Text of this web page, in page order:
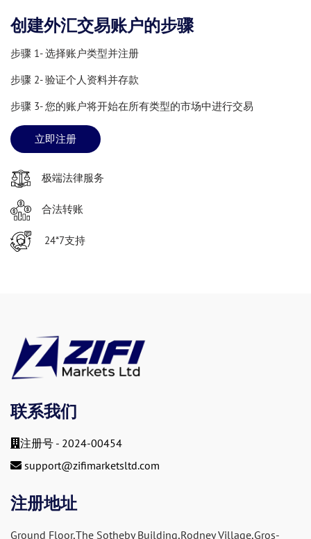
创建外汇交易账户的步骤
步骤 1- 选择账户类型并注册
步骤 2- 验证个人资料并存款
步骤 3- 您的账户将开始在所有类型的市场中进行交易
立即注册
极端法律服务
合法转账
24*7支持
联系我们
注册号 - 2024-00454
support@zifimarketsltd.com
注册地址
Ground Floor,The Sotheby Building,Rodney Village,Gros-